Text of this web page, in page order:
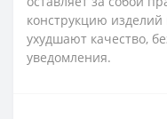
конструкцию
ухудшают качество,
уведомления.